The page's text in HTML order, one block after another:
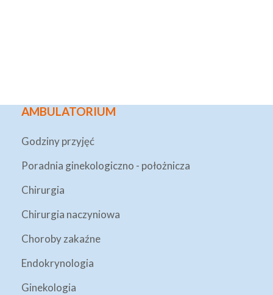
AMBULATORIUM
Godziny przyjęć
Poradnia ginekologiczno - położnicza
Chirurgia
Chirurgia naczyniowa
Choroby zakaźne
Endokrynologia
Ginekologia